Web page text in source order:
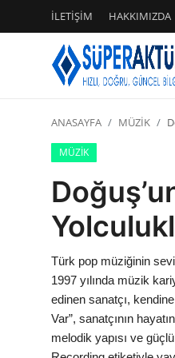
İLETİŞİM HAKKIMIZDA
Giriş
KÜNYE
İŞ BİRLİĞİ
ANASAYFA MÜZİK
MÜZİK
Türk pop müziğinin
1997 yılında müzik
edinen sanatçı,
Var”, sanatçının
melodik yapısı ve